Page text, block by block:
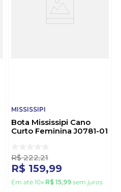
MISSISSIPI
Bota Mississipi Cano
Curto Feminina J0781-01
R$ 222,21
R$ 159,99
Em até 10x R$ 15,99 sem juros